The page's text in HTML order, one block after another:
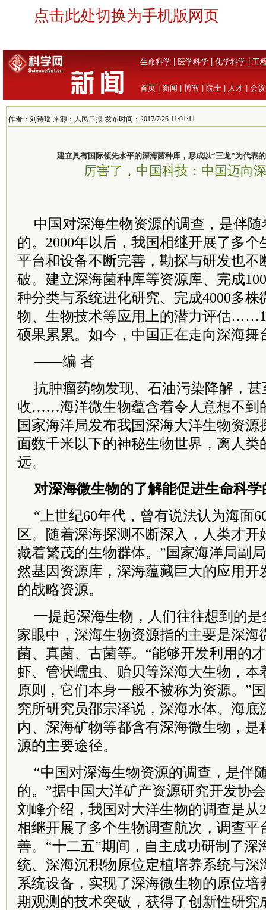
点击此处切换为手机版网页
生命科学 医学科学 化学科学 工
首页 新闻 博客 院士 人才 会议
作者：刘诗瑶 来源： 人民日报 发布时间：2017/7/26 11:01:11
建立具有国际领先水平的深海菌种库，形成以“三龙”为代表
厉害了，中国科技：中国迈向
中国对深海生物资源的调查，是伴
的。2000年以后，我国相继开展了多
平台和设备不断完善，勘探与研发也不
破。建立深海菌种库等资源库、完成
种分类与系统进化研究、完成4000多
物、生物技术等应用上的潜力评估
硕果累累。如今，中国正在走向深海舞
——编 者
抗肿瘤药物发现、石油污染降解，
收……海洋微生物蕴含着令人意想不到
国家海洋局发布我国深海大洋生物资源
面数千米以下的神秘生物世界，离人类
远。
对深海微生物的了解能促进生命科学
“上世纪60年代，曾有说法认为海面
区。随着深海探测不断深入，人类才开
藏着繁茂的生物群体。”国家海洋局副
然基因资源库，深海蕴藏巨大的应用开
的战略资源。
一提起深海生物，人们往往想到的
家眼中，深海生物资源指的主要是深海
菌、真菌、古菌等。“能够开发利用的
虾、管状蠕虫、贻贝等深海大生物，本
原则，它们本身一般不被称为资源。”
究所研究员邵宗泽说，深海水体、海底
内、深海矿物等都含有深海微生物，是
源的主要途径。
“中国对深海生物资源的调查，是伴
的。”据中国大洋矿产资源研究开发协
刘峰介绍，我国对大洋生物的调查是从
相继开展了多个生物调查航次，调查平
善。“十二五”期间，自主成功研制了深
统、深海沉积物原位定植培养系统与深
系统设备，实现了深海微生物的原位培
期观测的技术突破，获得了创新性研究